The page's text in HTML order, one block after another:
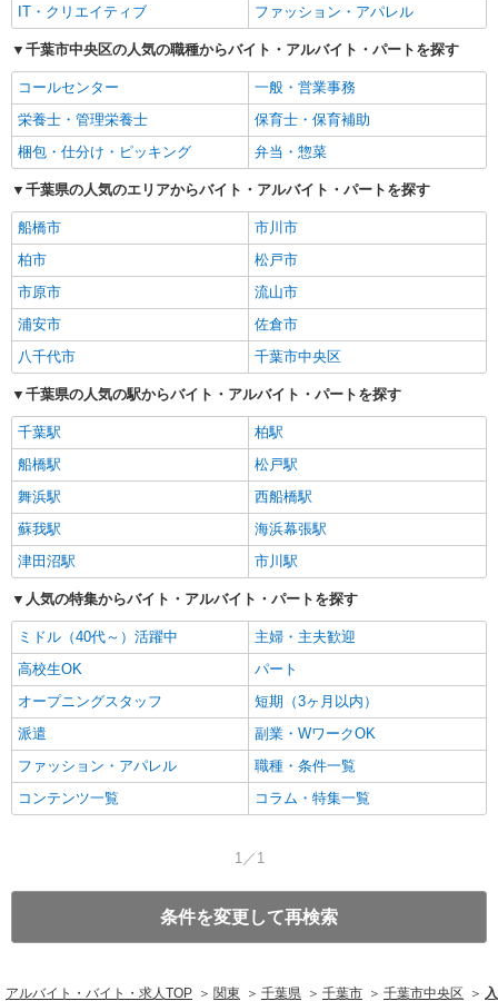
IT・クリエイティブ
ファッション・アパレル
千葉市中央区の人気の職種からバイト・アルバイト・パートを探す
コールセンター
一般・営業事務
栄養士・管理栄養士
保育士・保育補助
梱包・仕分け・ピッキング
弁当・惣菜
千葉県の人気のエリアからバイト・アルバイト・パートを探す
船橋市
市川市
柏市
松戸市
市原市
流山市
浦安市
佐倉市
八千代市
千葉市中央区
千葉県の人気の駅からバイト・アルバイト・パートを探す
千葉駅
柏駅
船橋駅
松戸駅
舞浜駅
西船橋駅
蘇我駅
海浜幕張駅
津田沼駅
市川駅
人気の特集からバイト・アルバイト・パートを探す
ミドル（40代～）活躍中
主婦・主夫歓迎
高校生OK
パート
オープニングスタッフ
短期（3ヶ月以内）
派遣
副業・WワークOK
ファッション・アパレル
職種・条件一覧
コンテンツ一覧
コラム・特集一覧
1／1
条件を変更して再検索
アルバイト・バイト・求人TOP 関東 千葉県 千葉市 千葉市中央区